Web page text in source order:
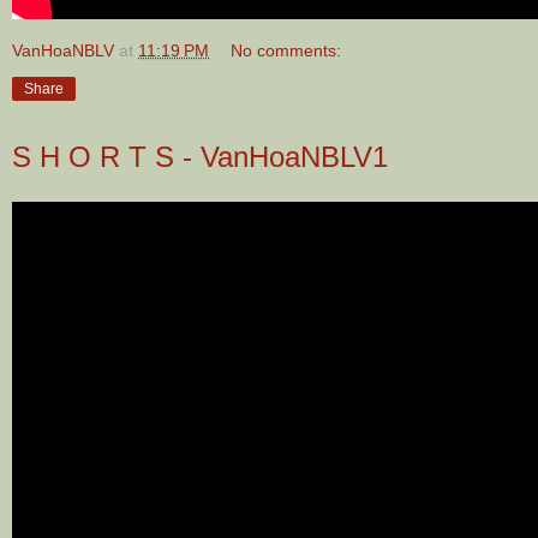
VanHoaNBLV at 11:19 PM No comments:
Share
S H O R T S - VanHoaNBLV1